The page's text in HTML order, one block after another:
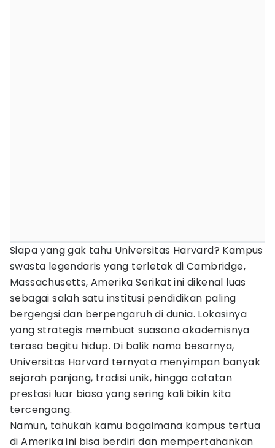
Siapa yang gak tahu Universitas Harvard? Kampus
swasta legendaris yang terletak di Cambridge,
Massachusetts, Amerika Serikat ini dikenal luas
sebagai salah satu institusi pendidikan paling
bergengsi dan berpengaruh di dunia. Lokasinya
yang strategis membuat suasana akademisnya
terasa begitu hidup. Di balik nama besarnya,
Universitas Harvard ternyata menyimpan banyak
sejarah panjang, tradisi unik, hingga catatan
prestasi luar biasa yang sering kali bikin kita
tercengang.
Namun, tahukah kamu bagaimana kampus tertua
di Amerika ini bisa berdiri dan mempertahankan